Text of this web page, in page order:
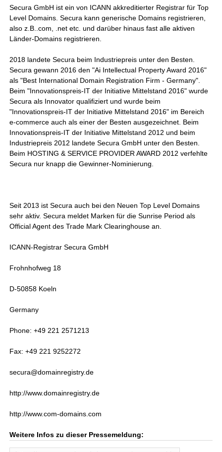
Secura GmbH ist ein von ICANN akkreditierter Registrar für Top
Level Domains. Secura kann generische Domains registrieren,
also z.B..com, .net etc. und darüber hinaus fast alle aktiven
Länder-Domains registrieren.
2018 landete Secura beim Industriepreis unter den Besten.
Secura gewann 2016 den "Ai Intellectual Property Award 2016"
als "Best International Domain Registration Firm - Germany".
Beim "Innovationspreis-IT der Initiative Mittelstand 2016" wurde
Secura als Innovator qualifiziert und wurde beim
"Innovationspreis-IT der Initiative Mittelstand 2016" im Bereich
e-commerce auch als einer der Besten ausgezeichnet. Beim
Innovationspreis-IT der Initiative Mittelstand 2012 und beim
Industriepreis 2012 landete Secura GmbH unter den Besten.
Beim HOSTING & SERVICE PROVIDER AWARD 2012 verfehlte
Secura nur knapp die Gewinner-Nominierung.
Seit 2013 ist Secura auch bei den Neuen Top Level Domains
sehr aktiv. Secura meldet Marken für die Sunrise Period als
Official Agent des Trade Mark Clearinghouse an.
ICANN-Registrar Secura GmbH
Frohnhofweg 18
D-50858 Koeln
Germany
Phone: +49 221 2571213
Fax: +49 221 9252272
secura@domainregistry.de
http://www.domainregistry.de
http://www.com-domains.com
Weitere Infos zu dieser Pressemeldung: